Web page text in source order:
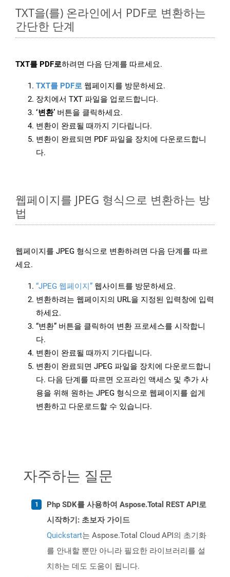
TXT을(를) 온라인에서 PDF로 변환하는
간단한 단계
TXT를 PDF로하려면 다음 단계를 따르세요.
TXT를 PDF로 웹페이지를 방문하세요.
장치에서 TXT 파일을 업로드합니다.
‘변환’ 버튼을 클릭하세요.
변환이 완료될 때까지 기다립니다.
변환이 완료되면 PDF 파일을 장치에 다운로드합니
다.
웹페이지를 JPEG 형식으로 변환하는 방
법
웹페이지를 JPEG 형식으로 변환하려면 다음 단계를 따르
세요.
“JPEG 웹페이지” 웹사이트를 방문하세요.
변환하려는 웹페이지의 URL을 지정된 입력창에 입력
하세요.
“변환” 버튼을 클릭하여 변환 프로세스를 시작합니
다.
변환이 완료될 때까지 기다립니다.
변환이 완료되면 JPEG 파일을 장치에 다운로드합니
다. 다음 단계를 따르면 오프라인 액세스 및 추가 사
용을 위해 원하는 JPEG 형식으로 웹페이지를 쉽게
변환하고 다운로드할 수 있습니다.
자주하는 질문
Php SDK를 사용하여 Aspose.Total REST API로
시작하기: 초보자 가이드
Quickstart는 Aspose.Total Cloud API의 초기화
를 안내할 뿐만 아니라 필요한 라이브러리를 설
치하는 데도 도움이 됩니다.